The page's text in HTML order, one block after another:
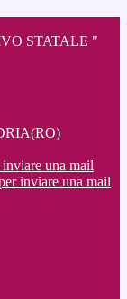
STATALE "
una mail
inviare una mail